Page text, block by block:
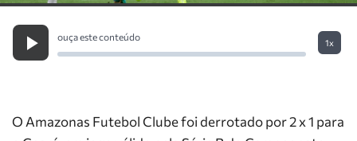
ouça este conteúdo
1x
O Amazonas Futebol Clube foi derrotado por 2 x 1 para